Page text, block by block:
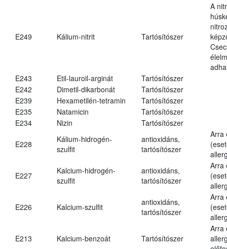
E249 Kálium-nitrit Tartósítószer
A
E243
Etil-lauroil-arginát
Tartósítószer
E242
Dimetil-dikarbonát
Tartósítószer
E239
Hexametilén-tetramin
Tartósítószer
E235
Natamicin
Tartósítószer
E234
Nizin Tartósítószer
E228
Kálium-hidrogén-
szulfit
antioxidáns,
tartósítószer
Arra
E227
Kalcium-hidrogén-
szulfit
antioxidáns,
tartósítószer
Arra
E226 Kalcium-szulfit
antioxidáns,
tartósítószer
Arra
E213 Kalcium-benzoát Tartósítószer
Arra